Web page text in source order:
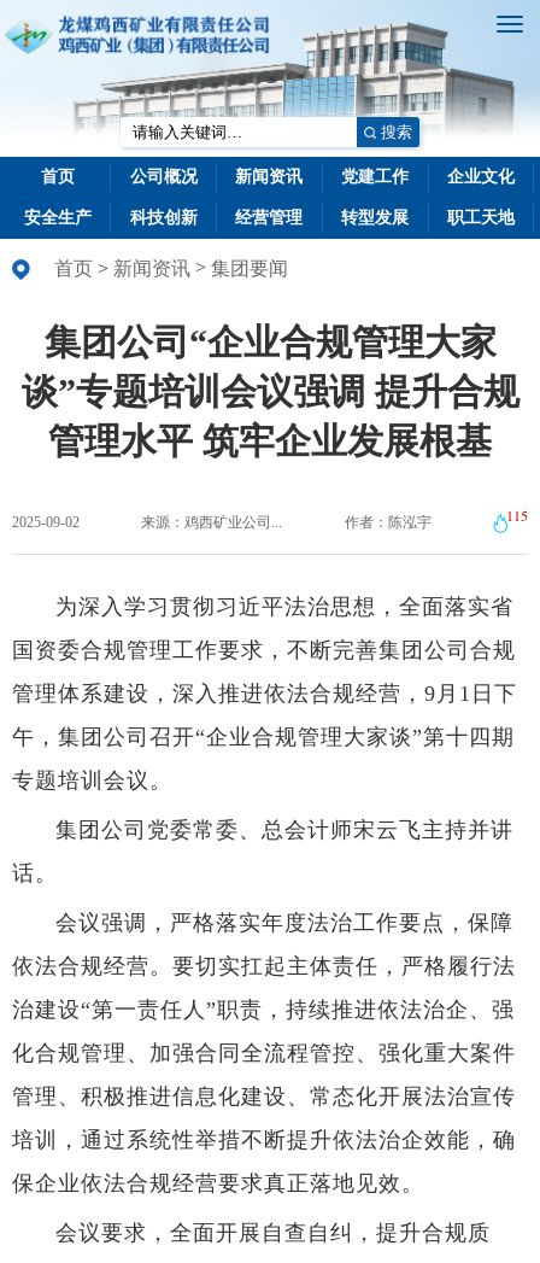
搜索
首页 公司概况 新闻资讯 党建工作 企业文化
安全生产 科技创新 经营管理 转型发展 职工天地
首页 > 新闻资讯 > 集团要闻
集团公司“企业合规管理大家
谈”专题培训会议强调 提升合规
管理水平 筑牢企业发展根基
2025-09-02 来源：鸡西矿业公司... 作者：陈泓宇 115
为深入学习贯彻习近平法治思想，全面落实省
国资委合规管理工作要求，不断完善集团公司合规
管理体系建设，深入推进依法合规经营，9月1日下
午，集团公司召开“企业合规管理大家谈”第十四期
专题培训会议。
集团公司党委常委、总会计师宋云飞主持并讲
话。
会议强调，严格落实年度法治工作要点，保障
依法合规经营。要切实扛起主体责任，严格履行法
治建设“第一责任人”职责，持续推进依法治企、强
化合规管理、加强合同全流程管控、强化重大案件
管理、积极推进信息化建设、常态化开展法治宣传
培训，通过系统性举措不断提升依法治企效能，确
保企业依法合规经营要求真正落地见效。
会议要求，全面开展自查自纠，提升合规质